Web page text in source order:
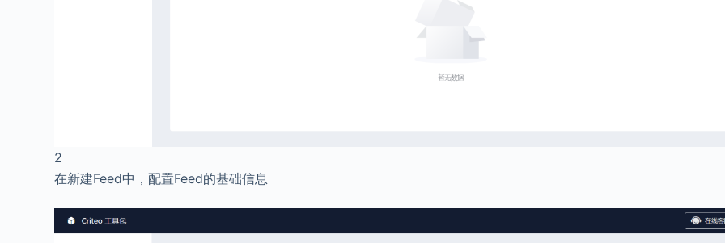
2
在新建Feed中，配置Feed的基础信息